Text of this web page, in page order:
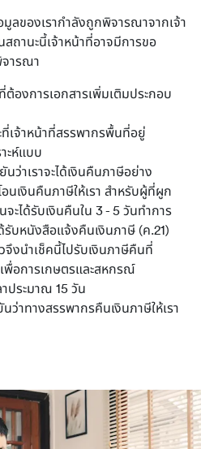
มูลของเรากำลังถูกพิจารณาจากเจ้า
ถานะนี้เจ้าหน้าที่อาจมีการขอ
จารณา
ต้องการเอกสารเพิ่มเติมประกอบ
ที่เจ้าหน้าที่สรรพากรพื้นที่อยู่
ะห์แบบ
ว่าเราจะได้เงินคืนภาษีอย่าง
นเงินคืนภาษีให้เรา สำหรับผู้ที่ผูก
ะได้รับเงินคืนใน 3 - 5 วันทำการ
บหนังสือแจ้งคืนเงินภาษี (ค.21)
งนำเช็คนี้ไปรับเงินภาษีคืนที่
พื่อการเกษตรและสหกรณ์
าประมาณ 15 วัน
ว่าทางสรรพากรคืนเงินภาษีให้เรา